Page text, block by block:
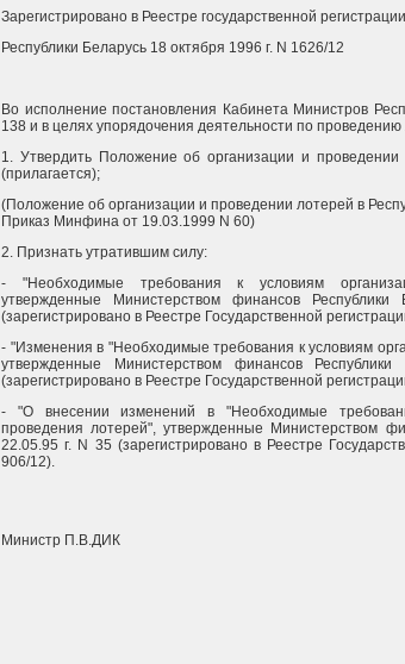
Зарегистрировано в Реестре государственной регистрации
Республики Беларусь 18 октября 1996 г. N 1626/12
Во исполнение постановления Кабинета Министров
138 и в целях упорядочения деятельности по
1. Утвердить Положение об организации и проведении
(прилагается);
(Положение об организации и проведении лотерей в
Приказ Минфина от 19.03.1999 N 60)
2. Признать утратившим силу:
- "Необходимые требования к условиям
утвержденные Министерством финансов
(зарегистрировано в Реестре Государственной
- "Изменения в "Необходимые требования к условиям
утвержденные Министерством финансов
(зарегистрировано в Реестре Государственной
- "О внесении изменений в "Необходимые
проведения лотерей", утвержденные Министерством
22.05.95 г. N 35 (зарегистрировано в Реестре
906/12).
Министр П.В.ДИК